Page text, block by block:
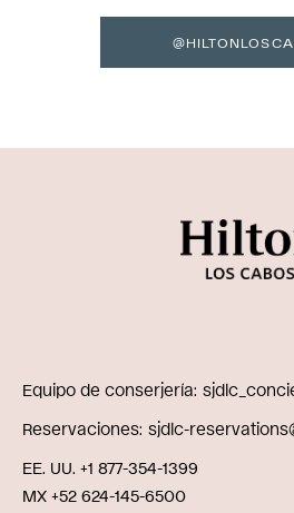
Equipo de conserjería
Reservaciones sjdlc-
EE. UU. +1 877-354-1399
MX +52 624-145-6500